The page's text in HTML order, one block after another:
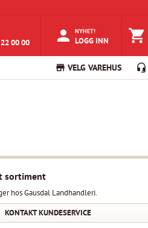
00 00
NYHET!
LOGG INN
VELG VAREHUS
sortiment
hos Gausdal Landhandleri.
KONTAKT KUNDESERVICE